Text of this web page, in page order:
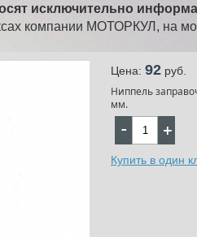
исключительно
компании МОТОРКУЛ, на
Цена: 92 pуб.
Ниппель
мм.
Купить в один